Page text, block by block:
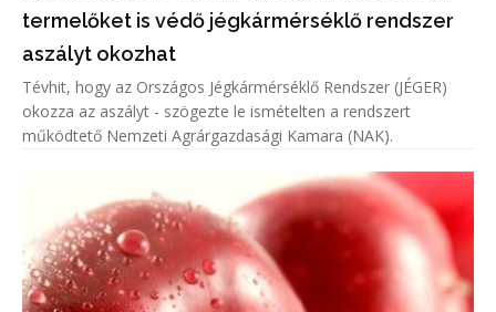
termelőket is védő jégkármérséklő rendszer
aszályt okozhat
Tévhit, hogy az Országos Jégkármérséklő Rendszer (JÉGER)
okozza az aszályt - szögezte le ismételten a rendszert
működtető Nemzeti Agrárgazdasági Kamara (NAK).